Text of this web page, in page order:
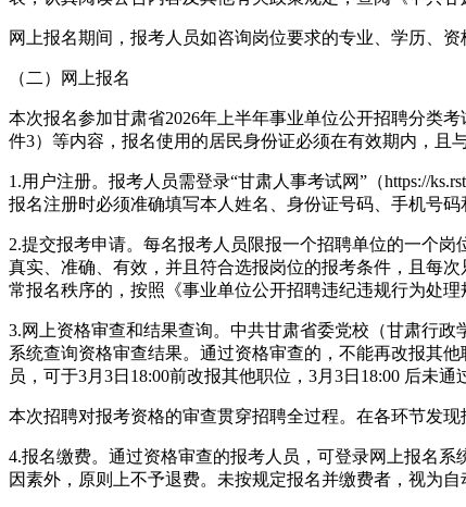
网上报名期间，报考人员如咨询岗位要求的专业、学历、
（二）网上报名
本次报名参加甘肃省2026年上半年事业单位公开招聘分类
件3）等内容，报名使用的居民身份证必须在有效期内，且
1.用户注册。报考人员需登录“甘肃人事考试网”（https://
报名注册时必须准确填写本人姓名、身份证号码、手机号
2.提交报考申请。每名报考人员限报一个招聘单位的一个岗
真实、准确、有效，并且符合选报岗位的报考条件，且每
常报名秩序的，按照《事业单位公开招聘违纪违规行为处
3.网上资格审查和结果查询。中共甘肃省委党校（甘肃行政
系统查询资格审查结果。通过资格审查的，不能再改报其
员，可于3月3日18:00前改报其他职位，3月3日18:00 后未
本次招聘对报考资格的审查贯穿招聘全过程。在各环节发
4.报名缴费。通过资格审查的报考人员，可登录网上报名系
因素外，原则上不予退费。未按规定报名并缴费者，视为自